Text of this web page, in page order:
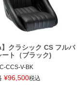
】クラシック CS フルバ
ート（ブラック)
C-CCS-V-BK
BK
¥96,500税込